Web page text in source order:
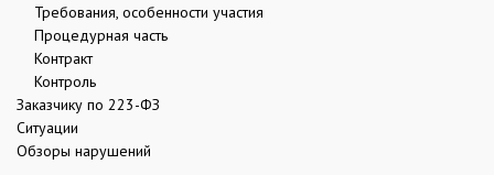
Требования, особенности участия
Процедурная часть
Контракт
Контроль
Заказчику по 223-ФЗ
Ситуации
Обзоры нарушений